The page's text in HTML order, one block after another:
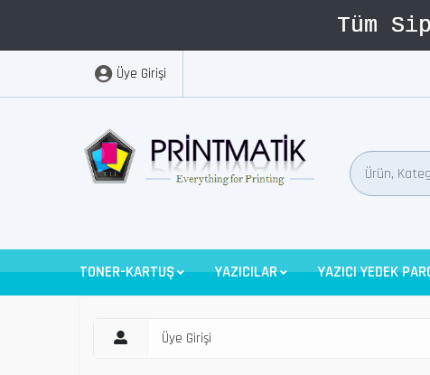
Üye Girişi
TONER-KARTUŞ YAZICILAR YAZICI YEDEK
Üye Girişi